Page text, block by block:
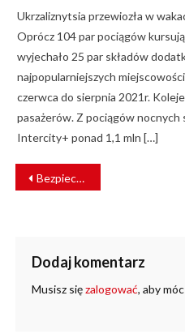
Ukrzaliznytsia przewiozła w
Oprócz 104 par pociągów
wyjechało 25 par składów
najpopularniejszych
czerwca do sierpnia 2021r.
pasażerów. Z pociągów nocnych
Intercity+ ponad 1,1 mln […]
NAWIGACJA
WPISU
Bezpieczeństwo na kolei w roku 2020 [RAPORT]
Dodaj komentarz
Musisz sięzalogować, aby